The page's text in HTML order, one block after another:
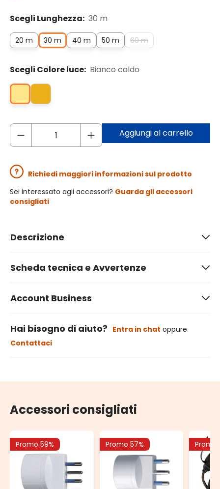
Scegli Lunghezza: 30 m
20 m 30 m 40 m 50 m 60 m
Scegli Colore luce: Bianco caldo
Aggiungi al carrello
Richiedi maggiori informazioni sul prodotto
Sei interessato agli accessori? Guarda gli accessori
consigliati
Descrizione
Scheda tecnica e Avvertenze
Account Business
Hai bisogno di aiuto? Entra in chat oppure
Contattaci
Accessori consigliati
Promo 59% Promo 57% Promo